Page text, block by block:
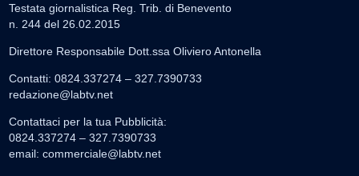
Testata giornalistica Reg. Trib. di Benevento
n. 244 del 26.02.2015
Direttore Responsabile Dott.ssa Oliviero Antonella
Contatti: 0824.337274 – 327.7390733
redazione@labtv.net
Contattaci per la tua Pubblicità:
0824.337274 – 327.7390733
email: commerciale@labtv.net